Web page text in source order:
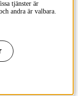
tjänster är
andra är valbara.